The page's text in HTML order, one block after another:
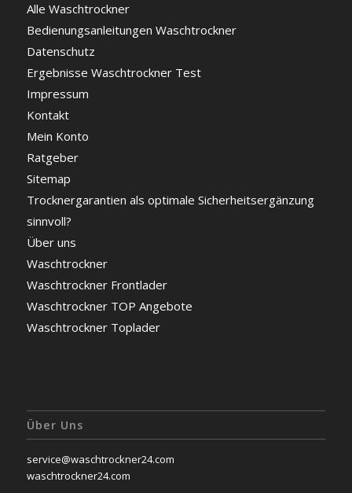
Alle Waschtrockner
Bedienungsanleitungen Waschtrockner
Datenschutz
Ergebnisse Waschtrockner Test
Impressum
Kontakt
Mein Konto
Ratgeber
Sitemap
Trocknergarantien als optimale Sicherheitsergänzung
sinnvoll?
Über uns
Waschtrockner
Waschtrockner Frontlader
Waschtrockner TOP Angebote
Waschtrockner Toplader
Über Uns
service@waschtrockner24.com
waschtrockner24.com